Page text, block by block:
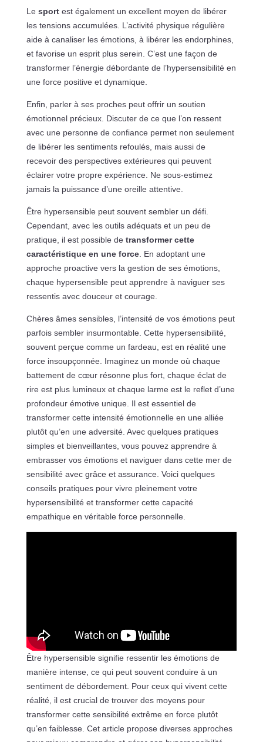
Le sportest également un excellent moyen de libérer
les tensions accumulées. L’activité physique régulière
aide à canaliser les émotions, à libérer les endorphines,
et favorise un esprit plus serein. C’est une façon de
transformer l’énergie débordante de l’hypersensibilité en
une force positive et dynamique.
Enfin, parler à ses proches peut offrir un soutien
émotionnel précieux. Discuter de ce que l’on ressent
avec une personne de confiance permet non seulement
de libérer les sentiments refoulés, mais aussi de
recevoir des perspectives extérieures qui peuvent
éclairer votre propre expérience. Ne sous-estimez
jamais la puissance d’une oreille attentive.
Être hypersensible peut souvent sembler un défi.
Cependant, avec les outils adéquats et un peu de
pratique, il est possible de transformer cette
caractéristique en une force. En adoptant une
approche proactive vers la gestion de ses émotions,
chaque hypersensible peut apprendre à naviguer ses
ressentis avec douceur et courage.
Chères âmes sensibles, l’intensité de vos émotions peut
parfois sembler insurmontable. Cette hypersensibilité,
souvent perçue comme un fardeau, est en réalité une
force insoupçonnée. Imaginez un monde où chaque
battement de cœur résonne plus fort, chaque éclat de
rire est plus lumineux et chaque larme est le reflet d’une
profondeur émotive unique. Il est essentiel de
transformer cette intensité émotionnelle en une alliée
plutôt qu’en une adversité. Avec quelques pratiques
simples et bienveillantes, vous pouvez apprendre à
embrasser vos émotions et naviguer dans cette mer de
sensibilité avec grâce et assurance. Voici quelques
conseils pratiques pour vivre pleinement votre
hypersensibilité et transformer cette capacité
empathique en véritable force personnelle.
Être hypersensible signifie ressentir les émotions de
manière intense, ce qui peut souvent conduire à un
sentiment de débordement. Pour ceux qui vivent cette
réalité, il est crucial de trouver des moyens pour
transformer cette sensibilité extrême en force plutôt
qu’en faiblesse. Cet article propose diverses approches